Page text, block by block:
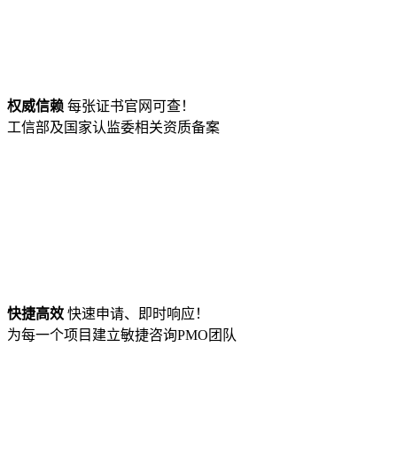
权威信赖 每张证书官网可查！
工信部及国家认监委相关资质备案
快捷高效 快速申请、即时响应！
为每一个项目建立敏捷咨询PMO团队